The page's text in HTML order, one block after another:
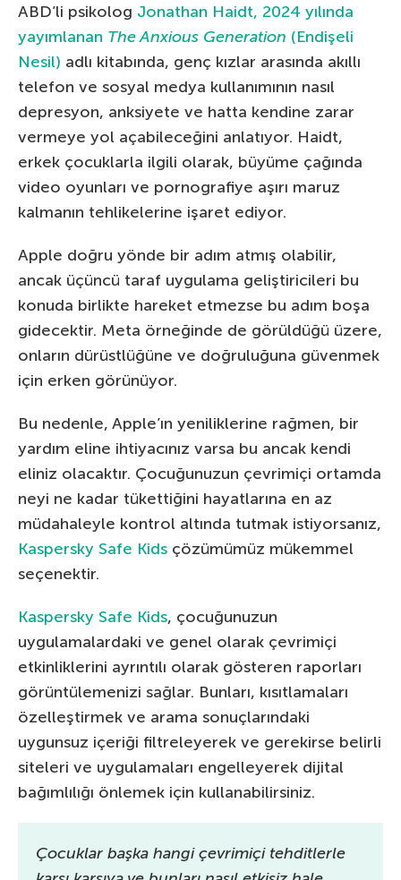
ABD’li psikolog Jonathan Haidt, 2024 yılında
yayımlanan The Anxious Generation (Endişeli
Nesil) adlı kitabında, genç kızlar arasında akıllı
telefon ve sosyal medya kullanımının nasıl
depresyon, anksiyete ve hatta kendine zarar
vermeye yol açabileceğini anlatıyor. Haidt,
erkek çocuklarla ilgili olarak, büyüme çağında
video oyunları ve pornografiye aşırı maruz
kalmanın tehlikelerine işaret ediyor.
Apple doğru yönde bir adım atmış olabilir,
ancak üçüncü taraf uygulama geliştiricileri bu
konuda birlikte hareket etmezse bu adım boşa
gidecektir. Meta örneğinde de görüldüğü üzere,
onların dürüstlüğüne ve doğruluğuna güvenmek
için erken görünüyor.
Bu nedenle, Apple’ın yeniliklerine rağmen, bir
yardım eline ihtiyacınız varsa bu ancak kendi
eliniz olacaktır. Çocuğunuzun çevrimiçi ortamda
neyi ne kadar tükettiğini hayatlarına en az
müdahaleyle kontrol altında tutmak istiyorsanız,
Kaspersky Safe Kids çözümümüz mükemmel
seçenektir.
Kaspersky Safe Kids, çocuğunuzun
uygulamalardaki ve genel olarak çevrimiçi
etkinliklerini ayrıntılı olarak gösteren raporları
görüntülemenizi sağlar. Bunları, kısıtlamaları
özelleştirmek ve arama sonuçlarındaki
uygunsuz içeriği filtreleyerek ve gerekirse belirli
siteleri ve uygulamaları engelleyerek dijital
bağımlılığı önlemek için kullanabilirsiniz.
Çocuklar başka hangi çevrimiçi tehditlerle